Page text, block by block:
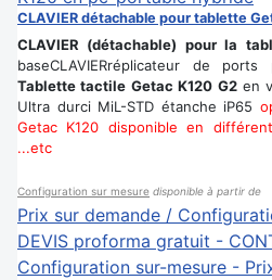
CLAVIER détachable pour tablette
CLAVIER (détachable) pour la
baseCLAVIERréplicateur de
Tablette tactile Getac K120 G2en
Ultra durci MiL-STD étanche iP65
Getac K120 disponible en
...etc
Configuration sur mesure disponible à partir de
Prix sur demande /
DEVIS proforma gratuit -
Configuration sur-mesure -